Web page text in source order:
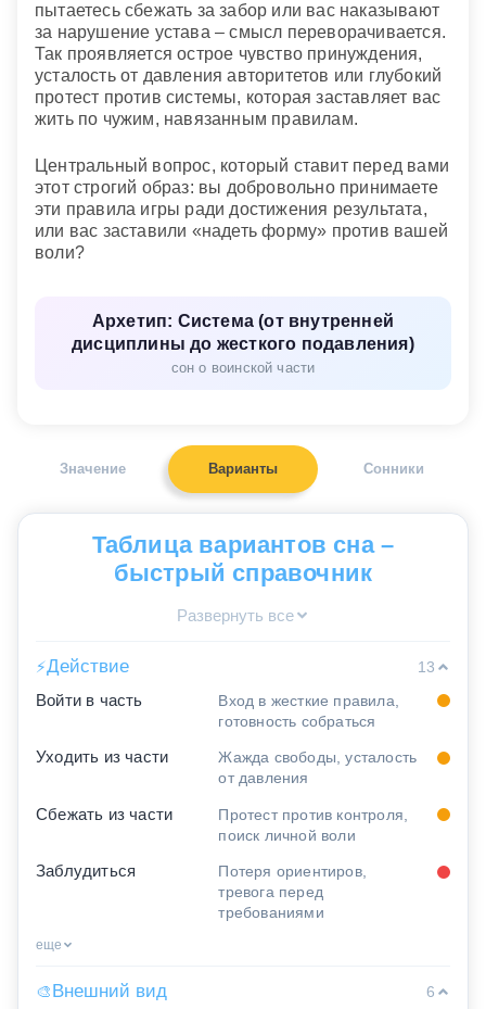
пытаетесь сбежать за забор или вас наказывают
за нарушение устава – смысл переворачивается.
Так проявляется острое чувство принуждения,
усталость от давления авторитетов или глубокий
протест против системы, которая заставляет вас
жить по чужим, навязанным правилам.
Центральный вопрос, который ставит перед вами
этот строгий образ: вы добровольно принимаете
эти правила игры ради достижения результата,
или вас заставили «надеть форму» против вашей
воли?
Архетип: Система (от внутренней
дисциплины до жесткого подавления)
сон о воинской части
Значение Варианты Сонники
Таблица вариантов сна –
быстрый справочник
Развернуть все
⚡Действие
13
Войти в часть
Вход в жесткие правила,
готовность собраться
Уходить из части
Жажда свободы, усталость
от давления
Сбежать из части
Протест против контроля,
поиск личной воли
Заблудиться
Потеря ориентиров,
тревога перед
требованиями
еще
🎨Внешний вид 6